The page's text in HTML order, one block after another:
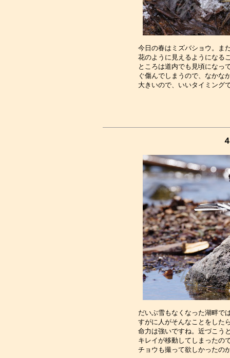
今日の春はミズバショウ。ま
花のように見えるようになる
ところは道内でも見頃になっ
ぐ傷んでしまうので、なかな
だいぶ雪もなくなった湖畔で
すがに人がそんなことをした
命力は強いですね。近づこう
キレイが移動してしまったの